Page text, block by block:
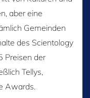
aber eine
Gemeinden
des Scientology
Preisen der
Tellys,
Awards.